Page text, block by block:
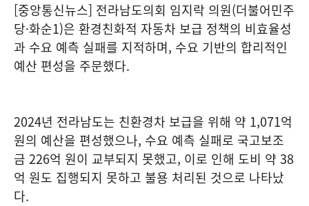
[중앙통신뉴스] 전라남도의회 임지락 의원(더불어민주
당·화순1)은 환경친화적 자동차 보급 정책의 비효율성
과 수요 예측 실패를 지적하며, 수요 기반의 합리적인
예산 편성을 주문했다.
2024년 전라남도는 친환경차 보급을 위해 약 1,071억
원의 예산을 편성했으나, 수요 예측 실패로 국고보조
금 226억 원이 교부되지 못했고, 이로 인해 도비 약 38
억 원도 집행되지 못하고 불용 처리된 것으로 나타났
다.